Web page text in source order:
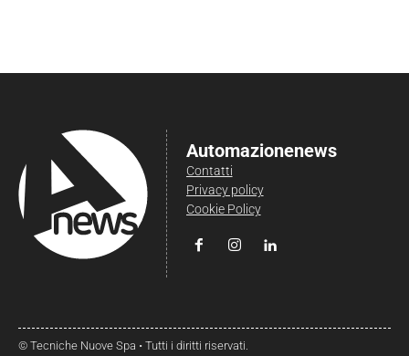
Automazionenews
Contatti
Privacy policy
Cookie Policy
© Tecniche Nuove Spa • Tutti i diritti riservati.